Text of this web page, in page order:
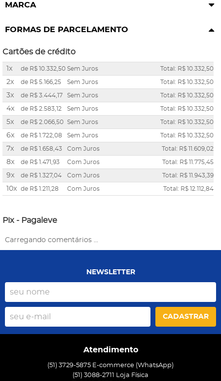
MARCA
FORMAS DE PARCELAMENTO
Cartões de crédito
1x de R$ 10.332,50 Sem Juros Total: R$ 10.332,50
2x de R$ 5.166,25 Sem Juros Total: R$ 10.332,50
3x de R$ 3.444,17 Sem Juros Total: R$ 10.332,50
4x de R$ 2.583,12 Sem Juros Total: R$ 10.332,50
5x de R$ 2.066,50 Sem Juros Total: R$ 10.332,50
6x de R$ 1.722,08 Sem Juros Total: R$ 10.332,50
7x de R$ 1.658,43 Com Juros Total: R$ 11.609,02
8x de R$ 1.471,93 Com Juros Total: R$ 11.775,45
9x de R$ 1.327,04 Com Juros Total: R$ 11.943,39
10x de R$ 1.211,28 Com Juros Total: R$ 12.112,84
Pix - Pagaleve
Carregando comentários ...
NEWSLETTER
CADASTRAR
Atendimento
(51) 3729-5875 E-commerce (WhatsApp)
(51) 3088-2711 Loja Física